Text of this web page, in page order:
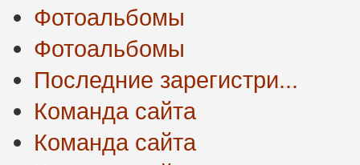
Фотоальбомы
Фотоальбомы
Последние зарегистри...
Команда сайта
Команда сайта